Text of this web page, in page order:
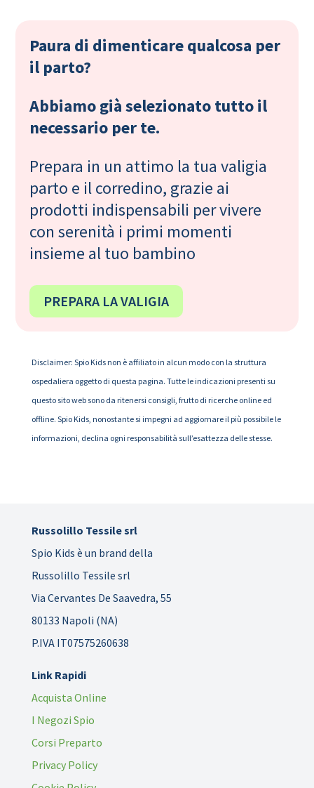
Paura di dimenticare qualcosa per
il parto?
Abbiamo già selezionato tutto il
necessario per te.
Prepara in un attimo la tua valigia
parto e il corredino, grazie ai
prodotti indispensabili per vivere
con serenità i primi momenti
insieme al tuo bambino
PREPARA LA VALIGIA
Disclaimer: Spio Kids non è affiliato in alcun modo con la struttura
ospedaliera oggetto di questa pagina. Tutte le indicazioni presenti su
questo sito web sono da ritenersi consigli, frutto di ricerche online ed
offline. Spio Kids, nonostante si impegni ad aggiornare il più possibile le
informazioni, declina ogni responsabilità sull’esattezza delle stesse.
Russolillo Tessile srl
Spio Kids è un brand della
Russolillo Tessile srl
Via Cervantes De Saavedra, 55
80133 Napoli (NA)
P.IVA IT07575260638
Link Rapidi
Acquista Online
I Negozi Spio
Corsi Preparto
Privacy Policy